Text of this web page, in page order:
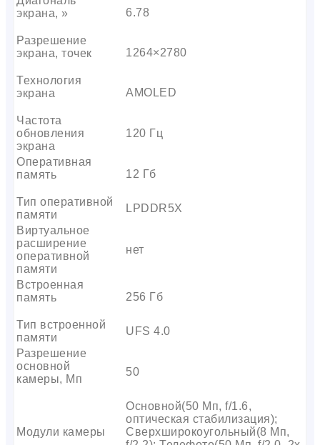
экрана, »
6.78
Разрешение
экрана, точек
1264×2780
Технология
экрана
AMOLED
Частота
обновления
экрана
120 Гц
Оперативная
память
12 Гб
Тип оперативной
памяти
LPDDR5X
Виртуальное
расширение
оперативной
памяти
нет
Встроенная
память
256 Гб
Тип встроенной
памяти
UFS 4.0
Разрешение
основной
камеры, Мп
50
Модули камеры
Основной(50 Мп, f/1.6,
оптическая стабилизация);
Сверхширокоугольный(8 Мп,